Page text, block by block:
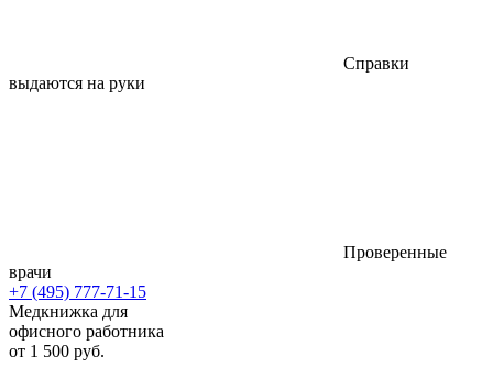
Справки
выдаются на руки
Проверенные
врачи
+7 (495) 777-71-15
Медкнижка для
офисного работника
от 1 500 руб.